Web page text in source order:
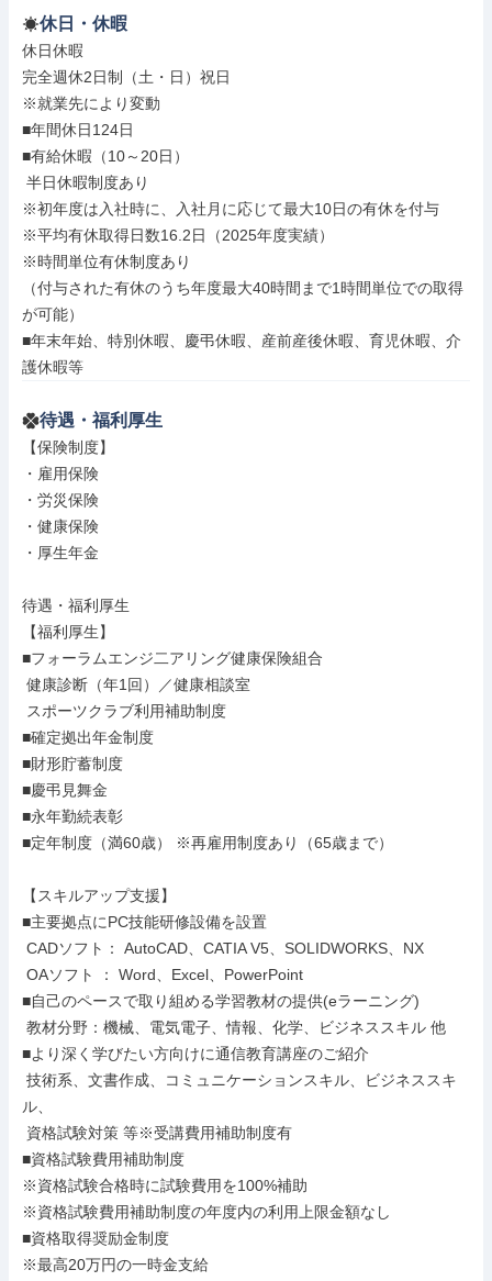
休日・休暇
休日休暇
完全週休2日制（土・日）祝日
※就業先により変動
■年間休日124日
■有給休暇（10～20日）
※初年度は入社時に、入社月に応じて最大10日の有休を付与
※平均有休取得日数16.2日（2025年度実績）
※時間単位有休制度あり
（付与された有休のうち年度最大40時間まで1時間単位での取得
が可能）
■年末年始、特別休暇、慶弔休暇、産前産後休暇、育児休暇、介
護休暇等
待遇・福利厚生
【保険制度】
・雇用保険
・労災保険
・健康保険
・厚生年金
待遇・福利厚生
【福利厚生】
■フォーラムエンジ二アリング健康保険組合
■確定拠出年金制度
■財形貯蓄制度
■慶弔見舞金
■永年勤続表彰
■定年制度（満60歳） ※再雇用制度あり（65歳まで）
【スキルアップ支援】
■主要拠点にPC技能研修設備を設置
■自己のペースで取り組める学習教材の提供(eラーニング)
■より深く学びたい方向けに通信教育講座のご紹介
ル、
■資格試験費用補助制度
※資格試験合格時に試験費用を100%補助
※資格試験費用補助制度の年度内の利用上限金額なし
■資格取得奨励金制度
※最高20万円の一時金支給